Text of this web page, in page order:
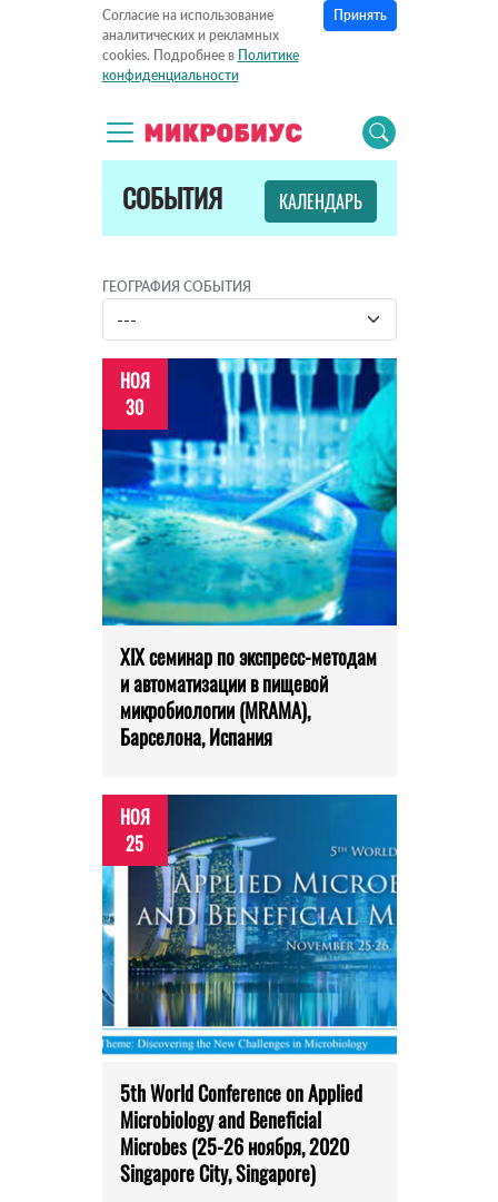
Согласие на использование
аналитических и рекламных
cookies. Подробнее в Политике
конфиденциальности
Принять
СОБЫТИЯ КАЛЕНДАРЬ
ГЕОГРАФИЯ СОБЫТИЯ
НОЯ
30
XIX семинар по экспресс-методам
и автоматизации в пищевой
микробиологии (MRAMA),
Барселона, Испания
НОЯ
25
5th World Conference on Applied
Microbiology and Beneficial
Microbes (25-26 ноября, 2020
Singapore City, Singapore)